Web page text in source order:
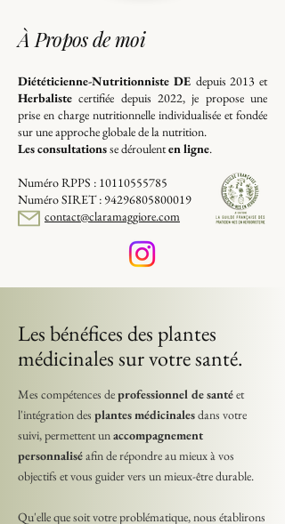
À Propos de moi
Diététicienne-Nutritionniste DE depuis 2013 et
Herbaliste certifiée depuis 2022, je propose une
prise en charge nutritionnelle individualisée et fondée
sur une approche globale de la nutrition.
Les consultationsse déroulenten ligne.
Numéro RPPS : 10110555785
Numéro SIRET : 94296805800019
contact@claramaggiore.com
Les bénéfices des plantes
médicinales sur votre santé.
Mes compétences deprofessionnel de santéet
l'intégration des plantes médicinalesdans votre
suivi, permettent unaccompagnement
personnaliséafin de répondre au mieux à vos
objectifs et vous guider vers un mieux-être durable.
Qu'elle que soit votre problématique, nous établirons